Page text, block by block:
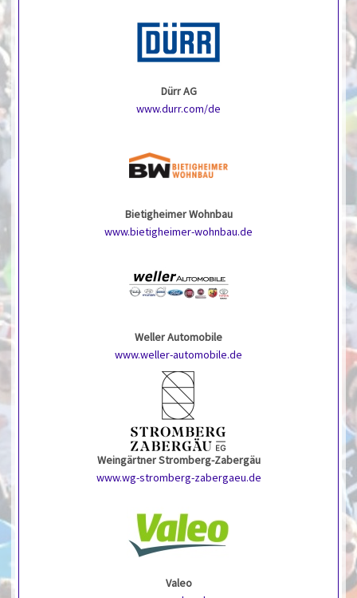
Dürr AG
www.durr.com/de
Bietigheimer Wohnbau
www.bietigheimer-wohnbau.de
Weller Automobile
www.weller-automobile.de
Weingärtner Stromberg-Zabergäu
www.wg-stromberg-zabergaeu.de
Valeo